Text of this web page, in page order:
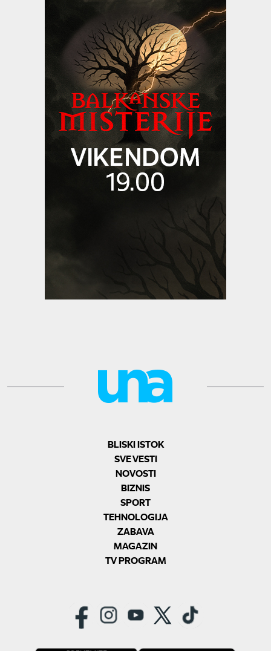
BLISKI ISTOK
SVE VESTI
NOVOSTI
BIZNIS
SPORT
TEHNOLOGIJA
ZABAVA
MAGAZIN
TV PROGRAM